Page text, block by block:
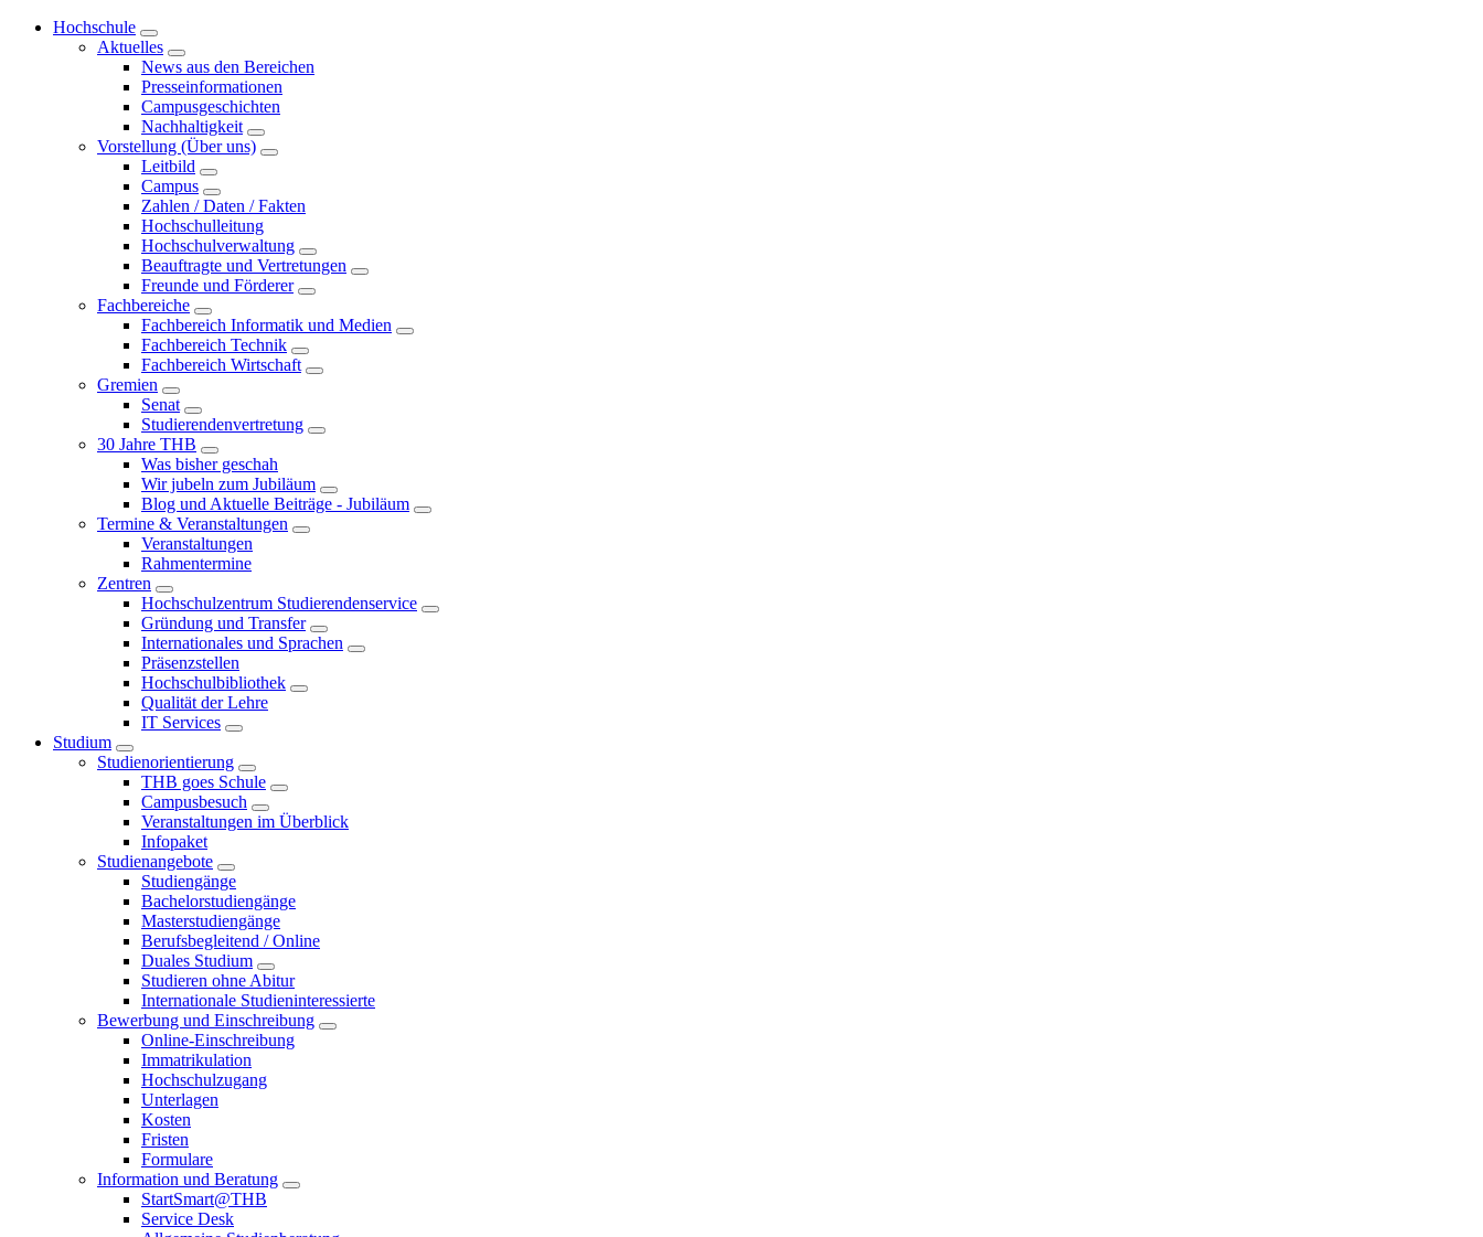
Hochschule
Aktuelles
News aus den Bereichen
Presseinformationen
Campusgeschichten
Nachhaltigkeit
Vorstellung (Über uns)
Leitbild
Campus
Zahlen / Daten / Fakten
Hochschulleitung
Hochschulverwaltung
Beauftragte und Vertretungen
Freunde und Förderer
Fachbereiche
Fachbereich Informatik und Medien
Fachbereich Technik
Fachbereich Wirtschaft
Gremien
Senat
Studierendenvertretung
30 Jahre THB
Was bisher geschah
Wir jubeln zum Jubiläum
Blog und Aktuelle Beiträge - Jubiläum
Termine & Veranstaltungen
Veranstaltungen
Rahmentermine
Zentren
Hochschulzentrum Studierendenservice
Gründung und Transfer
Internationales und Sprachen
Präsenzstellen
Hochschulbibliothek
Qualität der Lehre
IT Services
Studium
Studienorientierung
THB goes Schule
Campusbesuch
Veranstaltungen im Überblick
Infopaket
Studienangebote
Studiengänge
Bachelorstudiengänge
Masterstudiengänge
Berufsbegleitend / Online
Duales Studium
Studieren ohne Abitur
Internationale Studieninteressierte
Bewerbung und Einschreibung
Online-Einschreibung
Immatrikulation
Hochschulzugang
Unterlagen
Kosten
Fristen
Formulare
Information und Beratung
StartSmart@THB
Service Desk